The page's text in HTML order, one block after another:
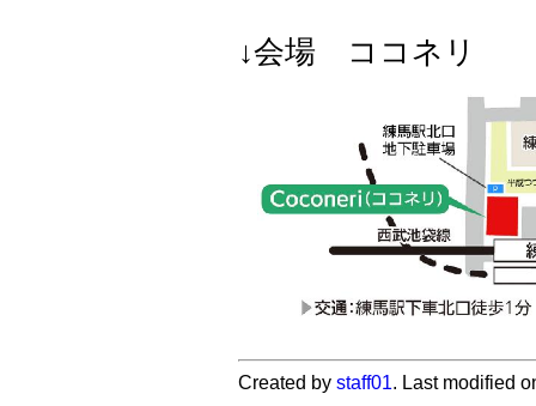
↓会場 ココネリ
Created bystaff01. Last modified